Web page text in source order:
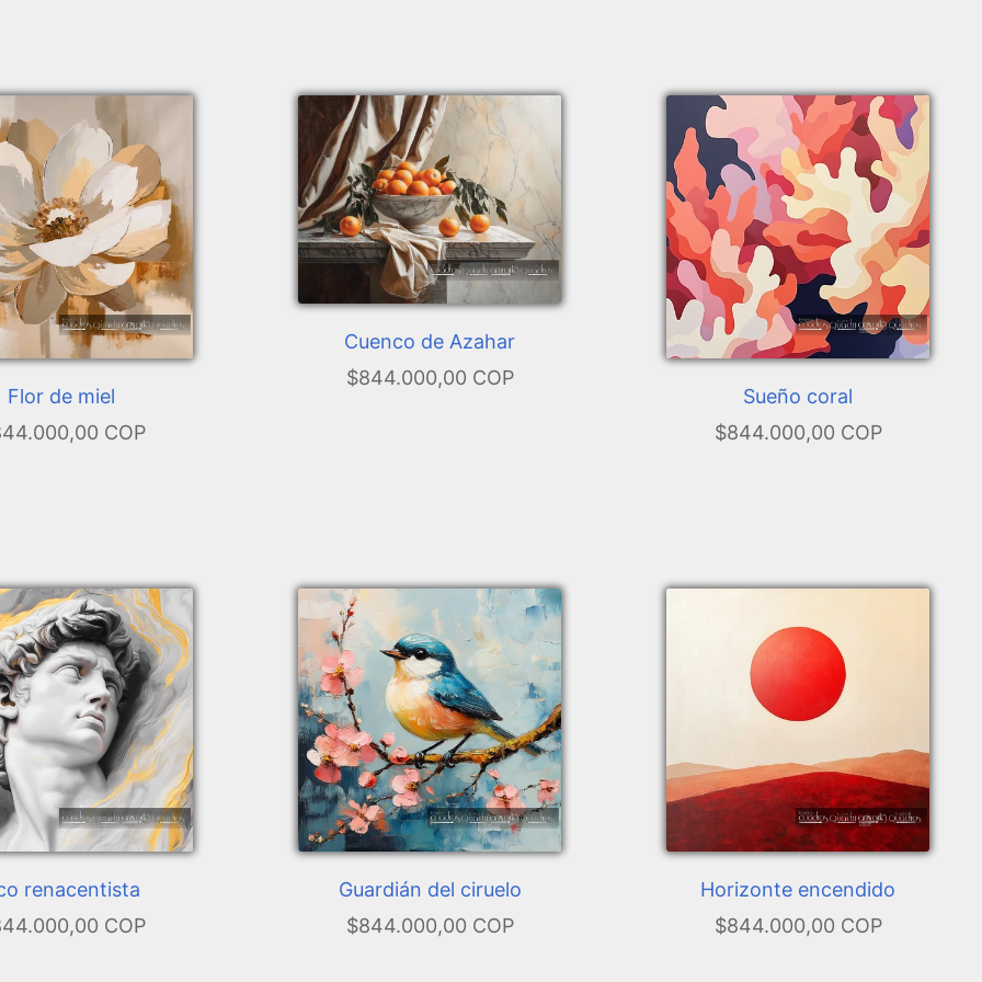
Flor de miel
COP
Cuenco de Azahar
$844.000,00 COP
Sueño coral
$844.000,00 COP
renacentista
COP
Guardián del ciruelo
$844.000,00 COP
Horizonte encendido
$844.000,00 COP